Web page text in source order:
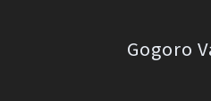
Gogoro